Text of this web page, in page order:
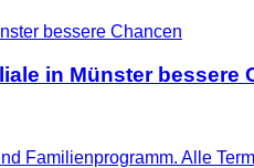
in Münster bessere